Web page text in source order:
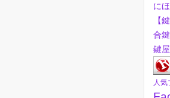
に
【
合
鍵
人